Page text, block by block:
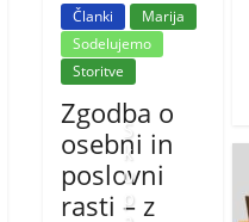
Članki
Marija
Sodelujemo
Storitve
Zgodba o
osebni in
poslovni
rasti – z
S
k
u
p